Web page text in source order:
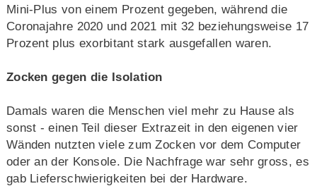
Mini-Plus von einem Prozent gegeben, während die
Coronajahre 2020 und 2021 mit 32 beziehungsweise 17
Prozent plus exorbitant stark ausgefallen waren.
Zocken gegen die Isolation
Damals waren die Menschen viel mehr zu Hause als
sonst - einen Teil dieser Extrazeit in den eigenen vier
Wänden nutzten viele zum Zocken vor dem Computer
oder an der Konsole. Die Nachfrage war sehr gross, es
gab Lieferschwierigkeiten bei der Hardware.